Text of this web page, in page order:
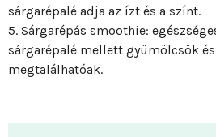
sárgarépalé adja az ízt és a színt.
5. Sárgarépás smoothie:
sárgarépalé mellett gyümölcsök
megtalálhatóak.